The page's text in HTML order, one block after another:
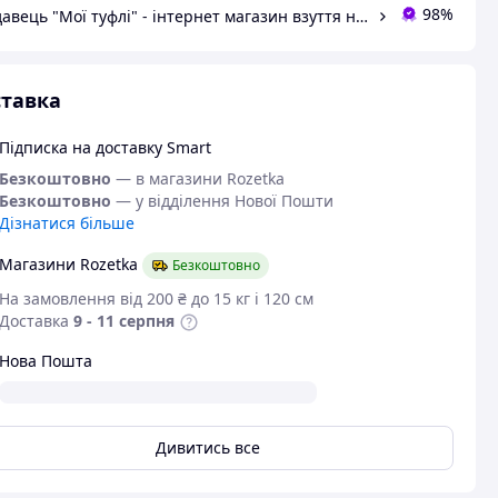
Продавець "Мої туфлі" - інтернет магазин взуття на всі випадки життя. 98%
на доставку Smart
— в магазини Rozetka
— у відділення Нової Пошти
більше
Rozetka
Безкоштовно
замовлення від 200 ₴ до 15 кг і 120 см
9 - 11 серпня
Пошта
Дивитись все